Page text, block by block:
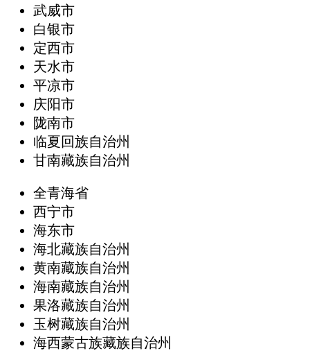
武威市
白银市
定西市
天水市
平凉市
庆阳市
陇南市
临夏回族自治州
甘南藏族自治州
全青海省
西宁市
海东市
海北藏族自治州
黄南藏族自治州
海南藏族自治州
果洛藏族自治州
玉树藏族自治州
海西蒙古族藏族自治州